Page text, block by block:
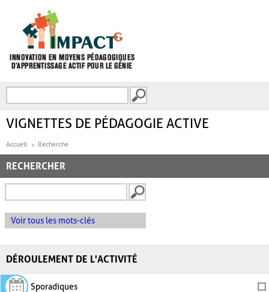
FORMULAIRE DE
VIGNETTES DE PÉDAGOGIE ACTIVE
Accueil Recherche
RECHERCHER
Voir tous les mots-clés
DÉROULEMENT DE L'ACTIVITÉ
Sporadiques